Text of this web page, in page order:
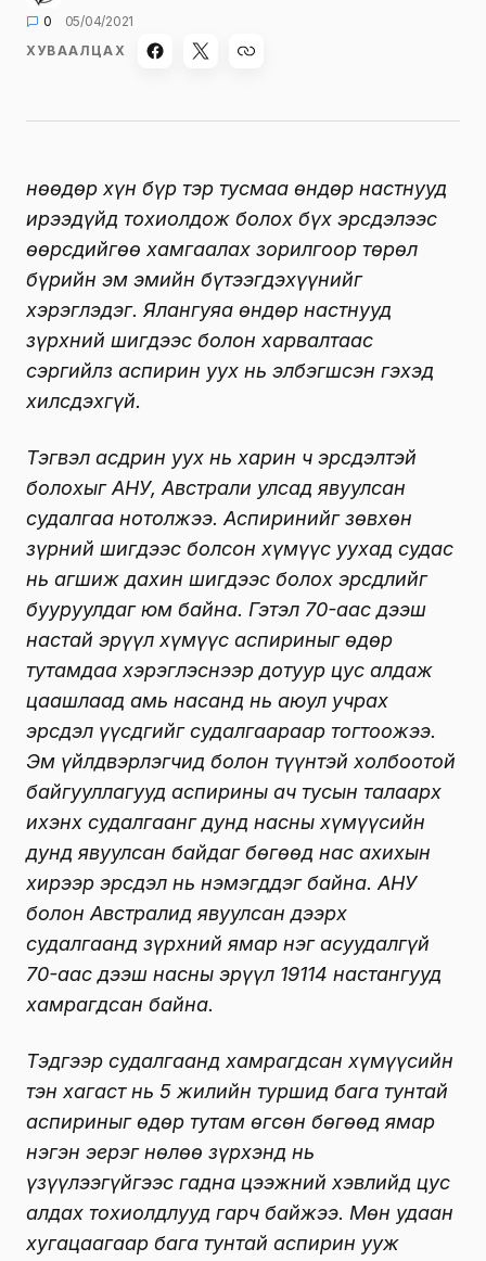
0
05/04/2021
ХУВААЛЦАХ
Өнөөдөр хүн бүр тэр тусмаа өндөр настнууд
ирээдүйд тохиолдож болох бүх эрсдэлээс
өөрсдийгөө хамгаалах зорилгоор төрөл
бүрийн эм эмийн бүтээгдэхүүнийг
хэрэглэдэг. Ялангуяа өндөр настнууд
зүрхний шигдээс болон харвалтаас
сэргийлз аспирин уух нь элбэгшсэн гэхэд
хилсдэхгүй.
Тэгвэл асдрин уух нь харин ч эрсдэлтэй
болохыг АНУ, Австрали улсад явуулсан
судалгаа нотолжээ. Аспиринийг зөвхөн
зүрний шигдээс болсон хүмүүс уухад судас
нь агшиж дахин шигдээс болох эрсдлийг
бууруулдаг юм байна. Гэтэл 70-аас дээш
настай эрүүл хүмүүс аспириныг өдөр
тутамдаа хэрэглэснээр дотуур цус алдаж
цаашлаад амь насанд нь аюул учрах
эрсдэл үүсдгийг судалгаараар тогтоожээ.
Эм үйлдвэрлэгчид болон түүнтэй холбоотой
байгууллагууд аспирины ач тусын талаарх
ихэнх судалгаанг дунд насны хүмүүсийн
дунд явуулсан байдаг бөгөөд нас ахихын
хирээр эрсдэл нь нэмэгддэг байна. АНУ
болон Австралид явуулсан дээрх
судалгаанд зүрхний ямар нэг асуудалгүй
70-аас дээш насны эрүүл 19114 настангууд
хамрагдсан байна.
Тэдгээр судалгаанд хамрагдсан хүмүүсийн
тэн хагаст нь 5 жилийн туршид бага тунтай
аспириныг өдөр тутам өгсөн бөгөөд ямар
нэгэн эерэг нөлөө зүрхэнд нь
үзүүлээгүйгээс гадна цээжний хэвлийд цус
алдах тохиолдлууд гарч байжээ. Мөн удаан
хугацаагаар бага тунтай аспирин ууж